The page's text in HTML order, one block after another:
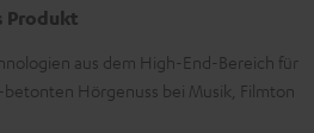
Produkt
aus dem High-End-Bereich für
Hörgenuss bei Musik, Filmton